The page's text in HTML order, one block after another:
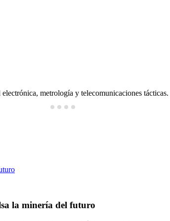
metrología y telecomunicaciones tácticas.
la minería del futuro